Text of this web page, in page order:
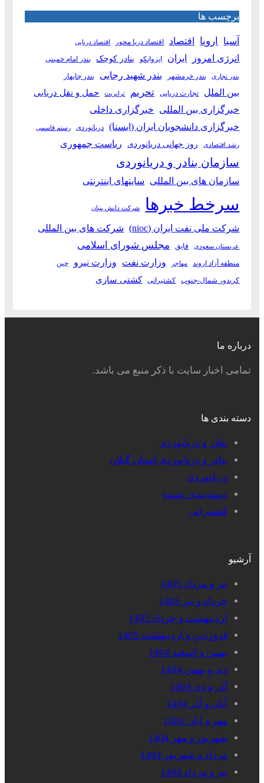
برچسب ها
آسیا اروپا اقتصاد اقتصاد دریا محور اقتصاد دریایی
انرژی امروز ایران ایزوایکو بنادر کوچک بندر امام خمینی
بندر تجاری بندر خرمشهر بندر شهید رجایی بندر چابهار
بین الملل تجارت دریایی تحریم ترانزیت حمل و نقل دریایی
خبرگزاری بین المللی خبرگزاری داخلی
خبرگزاری دانشجویان ایران (ایسنا)
دریانوردی رستم قاسمی
رشد اقتصادی روز جهانی دریانوردی ریاست جمهوری
سازمان بنادر و دریانوردی
سازمان های بین المللی سایتهای اینترنتی
سرخط خبرها شرکت دانش بنیان
شرکت ملی نفت ایران (nioc) شرکت های بین المللی
عربستان سعودی قایق مجلس شورای اسلامی
منطقه آزاد اروند مهاجر وزارت نفت وزارت نیرو چین
کریدور شمال-جنوب کشتیرانی کشتی سازی
درباره ما
تمامی اخبار سایت با ذکر منبع می باشد.
دسته بندی ها
بنادر و دریانوردی
بنادر و دریانوردی استان گیلان
دریانوردی
دسته‌بندی نشده
کشتیرانی
آرشیو
تیر و مرداد 1405
خرداد و تیر 1405
اردیبهشت و خرداد 1405
فروردین و اردیبهشت 1405
بهمن و اسفند 1404
دی و بهمن 1404
آذر و دی 1404
آبان و آذر 1404
مهر و آبان 1404
شهریور و مهر 1404
مرداد و شهریور 1404
تیر و مرداد 1404